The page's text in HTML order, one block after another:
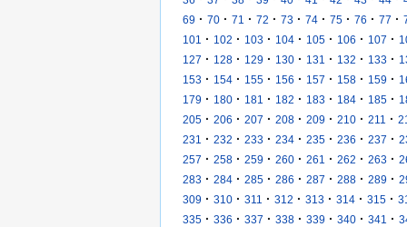
69 · 70 · 71 · 72 · 73 · 74 · 75 · 76 · 77 ·
101
· 102 · 103 · 104 · 105 · 106 · 107 ·
127 · 128 · 129 · 130 · 131 · 132 · 133 ·
153 · 154 · 155 · 156 · 157 · 158 · 159 ·
179 · 180 · 181 · 182 · 183 · 184 · 185 ·
205 · 206 · 207 · 208 · 209 · 210 · 211 ·
231
· 232 · 233 · 234 · 235 · 236 · 237 ·
257 · 258 · 259 · 260 · 261 · 262 · 263 ·
283 · 284 · 285 · 286 · 287 · 288 · 289 ·
309 · 310 · 311 · 312 · 313 · 314 · 315 ·
335 · 336 · 337 · 338 · 339 · 340 · 341 ·